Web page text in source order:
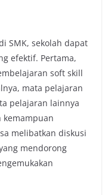
SMK, sekolah dapat
efektif. Pertama,
soft skill
mata pelajaran
pelajaran lainnya
kemampuan
melibatkan diskusi
mendorong